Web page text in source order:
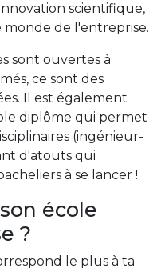
scientifique,
de l'entreprise.
sont ouvertes à
ce sont des
Il est également
diplôme qui permet
(ingénieur-
d'atouts qui
à se lancer !
école
?
le plus à ta